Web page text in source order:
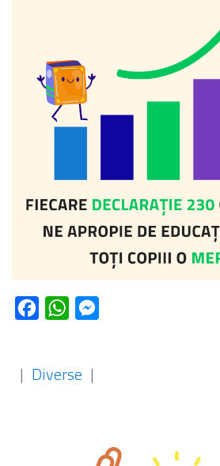
FacebookWhatsApp
| Diverse |